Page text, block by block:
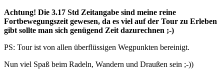
Achtung! Die 3.17 Std Zeitangabe sind meine reine
Fortbewegungszeit gewesen, da es viel auf der Tour zu Erleben
gibt sollte man sich genügend Zeit dazurechnen ;-)
PS: Tour ist von allen überflüssigen Wegpunkten bereinigt.
Nun viel Spaß beim Radeln, Wandern und Draußen sein ;-))